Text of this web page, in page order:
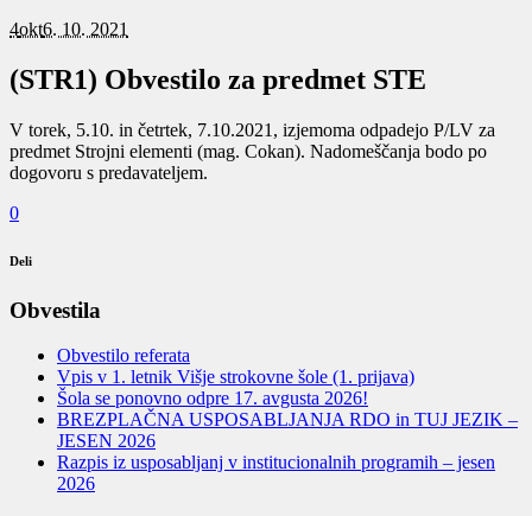
4okt6. 10. 2021
(STR1) Obvestilo za predmet STE
V torek, 5.10. in četrtek, 7.10.2021, izjemoma odpadejo P/LV za
predmet Strojni elementi (mag. Cokan). Nadomeščanja bodo po
dogovoru s predavateljem.
0
Deli
Obvestila
Obvestilo referata
Vpis v 1. letnik Višje strokovne šole (1. prijava)
Šola se ponovno odpre 17. avgusta 2026!
BREZPLAČNA USPOSABLJANJA RDO in TUJ JEZIK –
JESEN 2026
Razpis iz usposabljanj v institucionalnih programih – jesen
2026